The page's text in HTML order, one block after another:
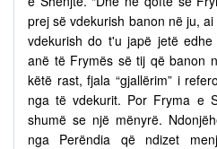
prej së vdekurish banon në ju,
vdekurish do t'u japë jetë
anë të Frymës së tij që banon
këtë rast, fjala “gjallërim” i
nga të vdekurit. Por Fryma e
shumë se një mënyrë.
nga Perëndia që ndizet